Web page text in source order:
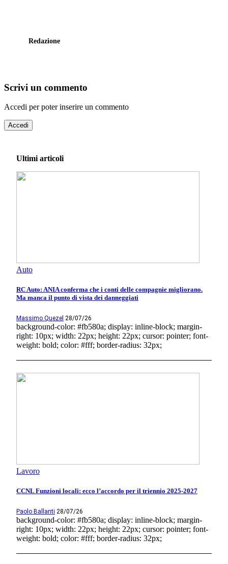
Redazione
Scrivi un commento
Accedi per poter inserire un commento
Accedi
Ultimi articoli
Auto
RC Auto: ANIA conferma che i conti delle compagnie migliorano.
Ma manca il punto di vista dei danneggiati
Massimo Quezel 28/07/26
background-color: #fb580a; display: inline-block; margin-
right: 10px; width: 22px; height: 22px; cursor: pointer; font-
weight: bold; color: #fff; border-radius: 32px;
Lavoro
CCNL Funzioni locali: ecco l’accordo per il triennio 2025-2027
Paolo Ballanti 28/07/26
background-color: #fb580a; display: inline-block; margin-
right: 10px; width: 22px; height: 22px; cursor: pointer; font-
weight: bold; color: #fff; border-radius: 32px;